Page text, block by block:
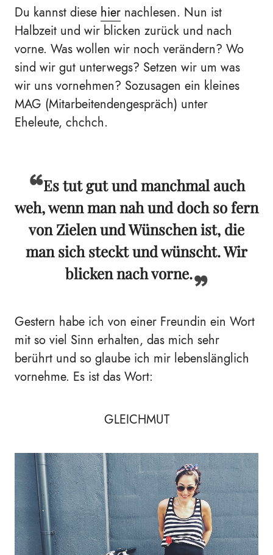
Du kannst diese hier nachlesen. Nun ist
Halbzeit und wir blicken zurück und nach
vorne. Was wollen wir noch verändern? Wo
sind wir gut unterwegs? Setzen wir um was
wir uns vornehmen? Sozusagen ein kleines
MAG (Mitarbeitendengespräch) unter
Eheleute, chchch.
Es tut gut und manchmal auch
weh, wenn man nah und doch so fern
von Zielen und Wünschen ist, die
man sich steckt und wünscht. Wir
blicken nach vorne.
Gestern habe ich von einer Freundin ein Wort
mit so viel Sinn erhalten, das mich sehr
berührt und so glaube ich mir lebenslänglich
vornehme. Es ist das Wort:
GLEICHMUT